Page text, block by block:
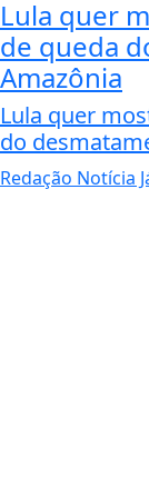
Lula quer
de queda
Amazônia
Lula quer
do
Redação Notícia